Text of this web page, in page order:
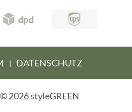
| DATENSCHUTZ
2026 styleGREEN